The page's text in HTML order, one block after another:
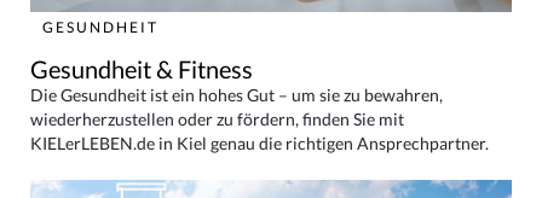
GESUNDHEIT
Gesundheit & Fitness
Die Gesundheit ist ein hohes Gut – um sie zu bewahren,
wiederherzustellen oder zu fördern, finden Sie mit
KIELerLEBEN.de in Kiel genau die richtigen Ansprechpartner.